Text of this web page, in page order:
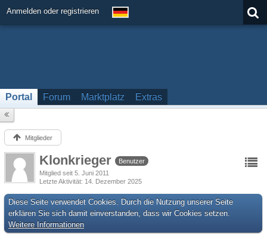
Anmelden oder registrieren
Portal Forum Marktplatz Extras
Mitglieder
Klonkrieger
Benutzer
Mitglied seit 5. Juni 2011
Letzte Aktivität 14. Dezember 2025
Diese Seite verwendet Cookies. Durch die Nutzung unserer Seite
erklären Sie sich damit einverstanden, dass wir Cookies setzen.
Weitere Informationen